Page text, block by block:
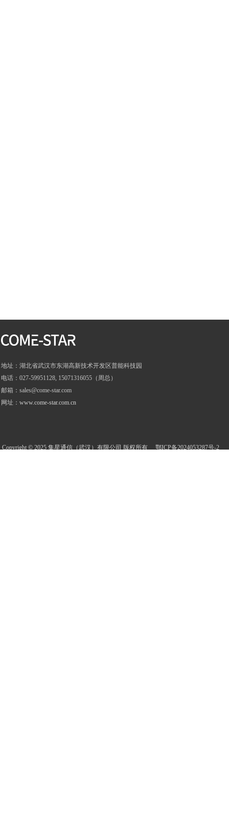
Copyright © 2025 集星通信（武汉）有限公司 版权所有 鄂ICP备2024053287号-2
地址：湖北省武汉市东湖高新技术开发区普能科技园
电话 ： 027-59951128, 15071316055（周总）
邮箱： sales@come-star.com
网址： www.come-star.com.cn